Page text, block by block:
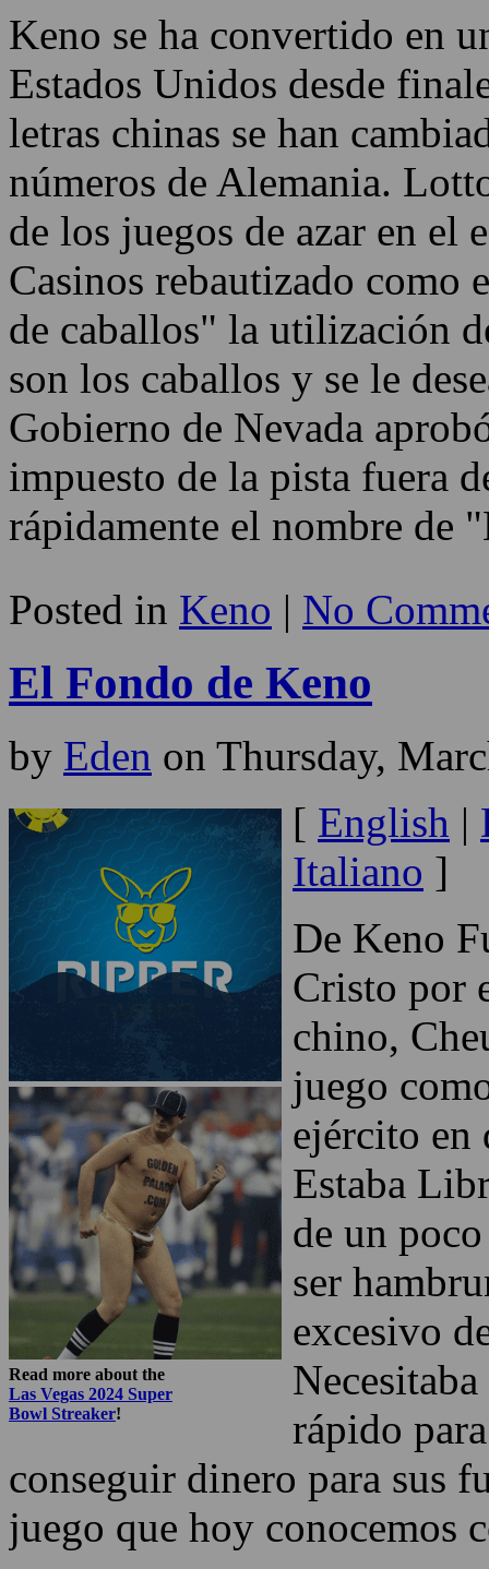
Keno se ha convertido en
Estados Unidos desde
letras chinas se han
números de Alemania.
de los juegos de azar en el
Casinos rebautizado como
de caballos" la utilización
son los caballos y se le
Gobierno de Nevada
impuesto de la pista fuera
rápidamente el nombre de
Posted in Keno | No
El Fondo de Keno
by Eden on Thursday,
Read more about the
Las Vegas 2024 Super
Bowl Streaker!
[ English |
Italiano ]
De Keno
Cristo por
chino,
juego
ejército en
Estaba
de un
ser
excesivo
rápido
conseguir dinero para sus
juego que hoy conocemos